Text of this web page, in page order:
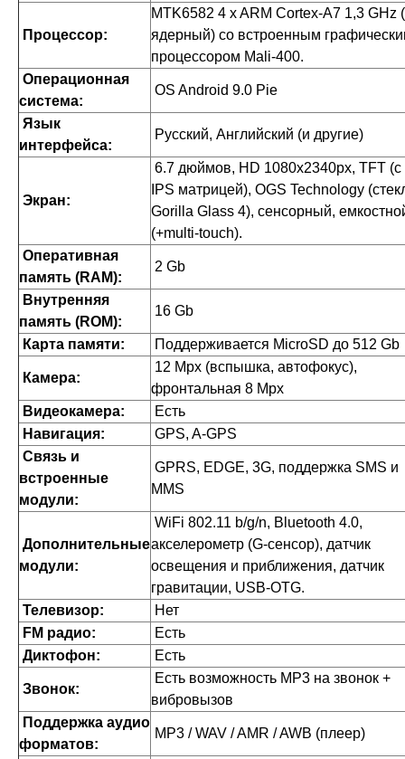
Процессор:
MTK6582 4 x ARM Cortex-A7 1,3 GHz
ядерный) со встроенным
процессором Mali-400.
Операционная
система:
OS Android 9.0 Pie
Язык
интерфейса:
Русский, Английский (и другие)
Экран:
6.7 дюймов, HD 1080x2340px, TFT (с
IPS матрицей), OGS Technology
Gorilla Glass 4), сенсорный,
(+multi-touch).
Оперативная
память (RAM):
2 Gb
Внутренняя
память (ROM):
16 Gb
Карта памяти: Поддерживается MicroSD до 512 Gb
Камера:
12 Mpx (вспышка, автофокус),
фронтальная 8 Mpx
Видеокамера:
Есть
Навигация:
GPS, A-GPS
Связь и
встроенные
модули:
GPRS, EDGE, 3G, поддержка SMS и
MMS
Дополнительные
модули:
WiFi 802.11 b/g/n, Bluetooth 4.0,
акселерометр (G-сенсор), датчик
освещения и приближения, датчик
гравитации, USB-OTG.
Телевизор:
Нет
FM радио:
Есть
Диктофон:
Есть
Звонок:
Есть возможность MP3 на звонок +
вибровызов
Поддержка аудио
форматов:
MP3 / WAV / AMR / AWB (плеер)